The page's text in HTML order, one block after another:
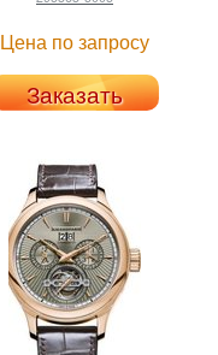
Цена по запросу
Заказать